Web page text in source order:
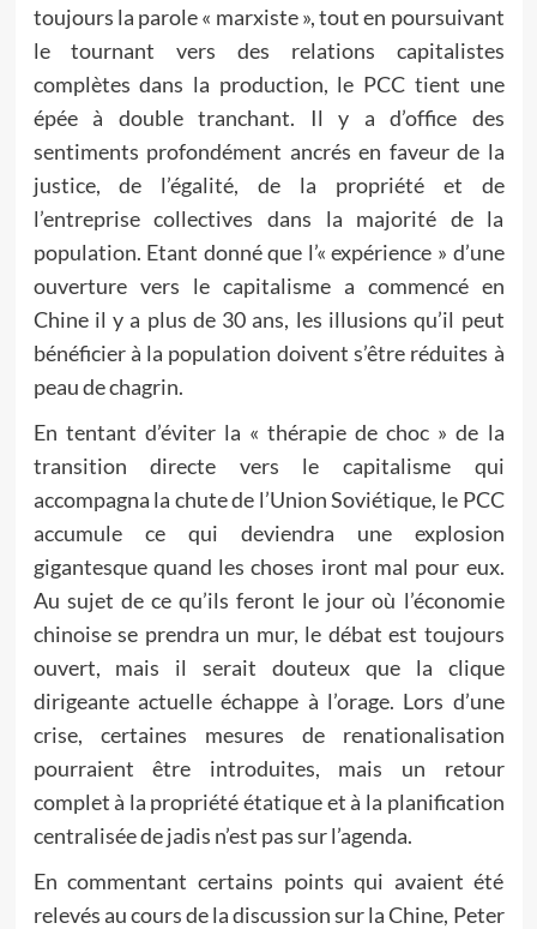
toujours la parole « marxiste », tout en poursuivant
le tournant vers des relations capitalistes
complètes dans la production, le PCC tient une
épée à double tranchant. Il y a d’office des
sentiments profondément ancrés en faveur de la
justice, de l’égalité, de la propriété et de
l’entreprise collectives dans la majorité de la
population. Etant donné que l’« expérience » d’une
ouverture vers le capitalisme a commencé en
Chine il y a plus de 30 ans, les illusions qu’il peut
bénéficier à la population doivent s’être réduites à
peau de chagrin.
En tentant d’éviter la « thérapie de choc » de la
transition directe vers le capitalisme qui
accompagna la chute de l’Union Soviétique, le PCC
accumule ce qui deviendra une explosion
gigantesque quand les choses iront mal pour eux.
Au sujet de ce qu’ils feront le jour où l’économie
chinoise se prendra un mur, le débat est toujours
ouvert, mais il serait douteux que la clique
dirigeante actuelle échappe à l’orage. Lors d’une
crise, certaines mesures de renationalisation
pourraient être introduites, mais un retour
complet à la propriété étatique et à la planification
centralisée de jadis n’est pas sur l’agenda.
En commentant certains points qui avaient été
relevés au cours de la discussion sur la Chine, Peter